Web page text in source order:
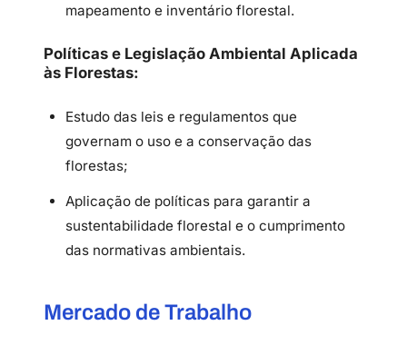
mapeamento e inventário florestal.
Políticas e Legislação Ambiental Aplicada
às Florestas:
Estudo das leis e regulamentos que
governam o uso e a conservação das
florestas;
Aplicação de políticas para garantir a
sustentabilidade florestal e o cumprimento
das normativas ambientais.
Mercado de Trabalho